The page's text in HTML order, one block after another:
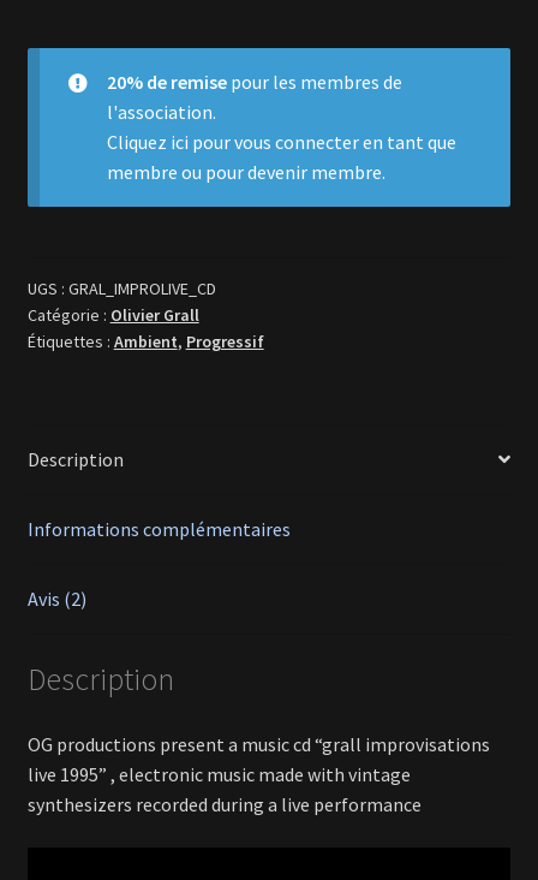
Live
20% de remisepour les membres de
l'association.
Cliquez ici pour vous connecter en tant que
membre ou pour devenir membre.
UGS : GRAL_IMPROLIVE_CD
Catégorie : Olivier Grall
Étiquettes : Ambient, Progressif
Description
Informations complémentaires
Avis (2)
Description
OG productions present a music cd “grall improvisations
live 1995” , electronic music made with vintage
synthesizers recorded during a live performance